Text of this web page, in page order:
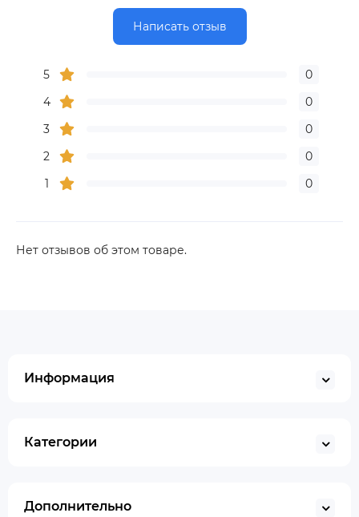
Написать отзыв
5
0
4
0
3
0
2
0
1
0
Нет отзывов об этом товаре.
Информация
Категории
Дополнительно